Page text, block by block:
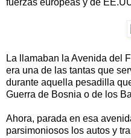
fuerzas europeas y de
La llamaban la Avenida del
era una de las tantas que
durante aquella pesadilla
Guerra de Bosnia o de los
Ahora, parada en esa
parsimoniosos los autos y